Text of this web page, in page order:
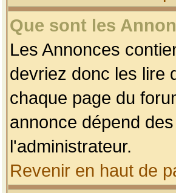
Que sont les
Les Annonces
devriez donc les lire
chaque page du
annonce dépend
l'administrateur.
Revenir en haut de